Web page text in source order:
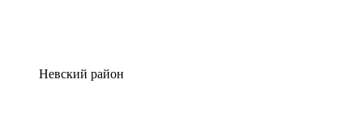
Невский район